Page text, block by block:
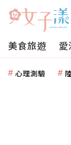
美食旅遊 愛
心理測驗